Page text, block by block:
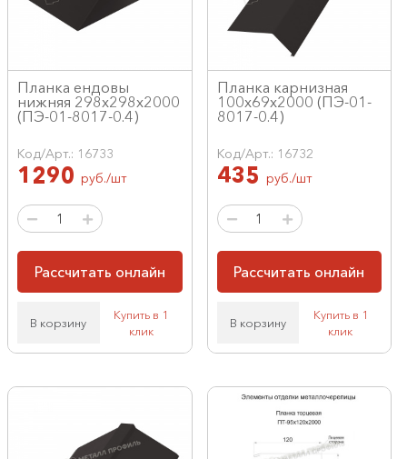
Планка ендовы
нижняя 298х298х2000
(ПЭ-01-8017-0.4)
Код/Арт.: 16733
1290 руб./шт
Рассчитать онлайн
В корзину
Купить в 1
клик
Планка карнизная
100х69х2000 (ПЭ-01-
8017-0.4)
Код/Арт.: 16732
435 руб./шт
Рассчитать онлайн
В корзину
Купить в 1
клик